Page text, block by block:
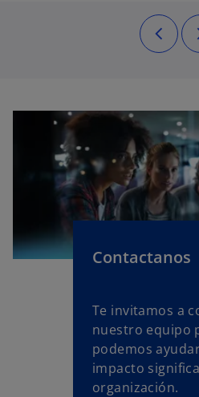
Contactanos
Te invitamos a
nuestro equipo
podemos
impacto
organización.